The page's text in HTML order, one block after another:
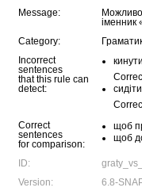
Message:
іменник
Category:
Incorrect
sentences
that this rule can
detect:
Correct
sentences
for comparison:
щоб
щоб
ID:
Version:
6.8-